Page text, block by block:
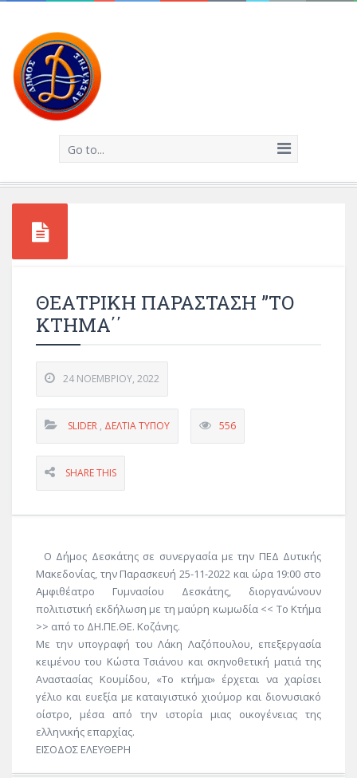
Go to...
ΘΕΑΤΡΙΚΗ ΠΑΡΑΣΤΑΣΗ ”ΤΟ
ΚΤΗΜΑ΄΄
24 ΝΟΕΜΒΡΊΟΥ, 2022
SLIDER , ΔΕΛΤΊΑ ΤΎΠΟΥ 556
SHARE THIS
Ο Δήμος Δεσκάτης σε συνεργασία με την ΠΕΔ Δυτικής
Μακεδονίας, την Παρασκευή 25-11-2022 και ώρα 19:00 στο
Αμφιθέατρο Γυμνασίου Δεσκάτης, διοργανώνουν
πολιτιστική εκδήλωση με τη μαύρη κωμωδία << Το Κτήμα
>> από το ΔΗ.ΠΕ.ΘΕ. Κοζάνης.
Με την υπογραφή του Λάκη Λαζόπουλου, επεξεργασία
κειμένου του Κώστα Τσιάνου και σκηνοθετική ματιά της
Αναστασίας Κουμίδου, «Το κτήμα» έρχεται να χαρίσει
γέλιο και ευεξία με καταιγιστικό χιούμορ και διονυσιακό
οίστρο, μέσα από την ιστορία μιας οικογένειας της
ελληνικής επαρχίας.
ΕΙΣΟΔΟΣ ΕΛΕΥΘΕΡΗ